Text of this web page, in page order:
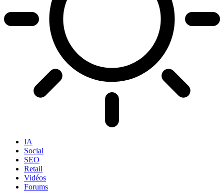
IA
Social
SEO
Retail
Vidéos
Forums